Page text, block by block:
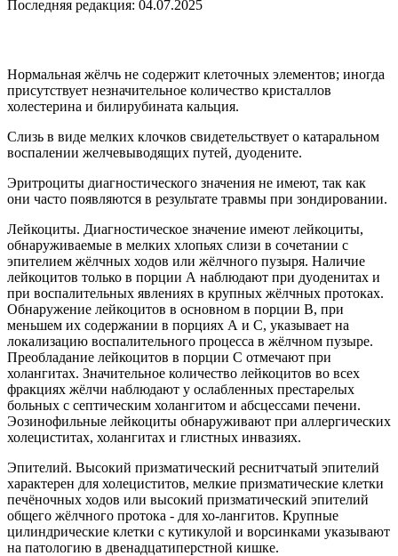
Последняя редакция: 04.07.2025
Нормальная жёлчь не содержит клеточных элементов; иногда
присутствует незначительное количество кристаллов
холестерина и билирубината кальция.
Слизь в виде мелких клочков свидетельствует о катаральном
воспалении желчевыводящих путей, дуодените.
Эритроциты диагностического значения не имеют, так как
они часто появляются в результате травмы при зондировании.
Лейкоциты. Диагностическое значение имеют лейкоциты,
обнаруживаемые в мелких хлопьях слизи в сочетании с
эпителием жёлчных ходов или жёлчного пузыря. Наличие
лейкоцитов только в порции А наблюдают при дуоденитах и
при воспалительных явлениях в крупных жёлчных протоках.
Обнаружение лейкоцитов в основном в порции В, при
меньшем их содержании в порциях А и С, указывает на
локализацию воспалительного процесса в жёлчном пузыре.
Преобладание лейкоцитов в порции С отмечают при
холангитах. Значительное количество лейкоцитов во всех
фракциях жёлчи наблюдают у ослабленных престарелых
больных с септическим холангитом и абсцессами печени.
Эозинофильные лейкоциты обнаруживают при аллергических
холециститах, холангитах и глистных инвазиях.
Эпителий. Высокий призматический реснитчатый эпителий
характерен для холециститов, мелкие призматические клетки
печёночных ходов или высокий призматический эпителий
общего жёлчного протока - для хо-лангитов. Крупные
цилиндрические клетки с кутикулой и ворсинками указывают
на патологию в двенадцатиперстной кишке.